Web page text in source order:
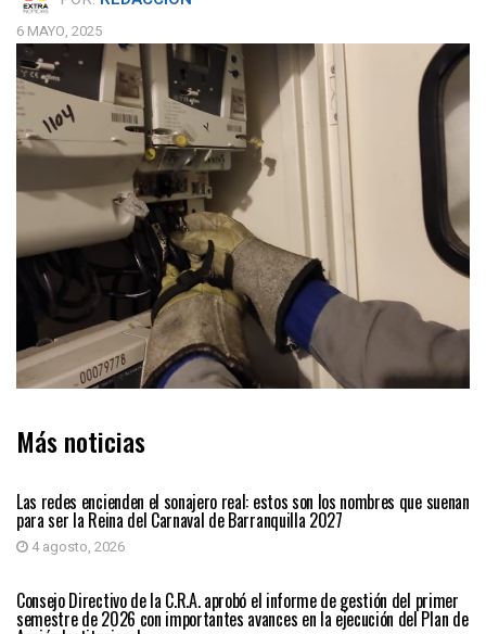
6 MAYO, 2025
Más noticias
Las redes encienden el sonajero real: estos son los nombres que suenan
para ser la Reina del Carnaval de Barranquilla 2027
4 agosto, 2026
BARRANQUILLA
Consejo Directivo de la C.R.A. aprobó el informe de gestión del primer
semestre de 2026 con importantes avances en la ejecución del Plan de